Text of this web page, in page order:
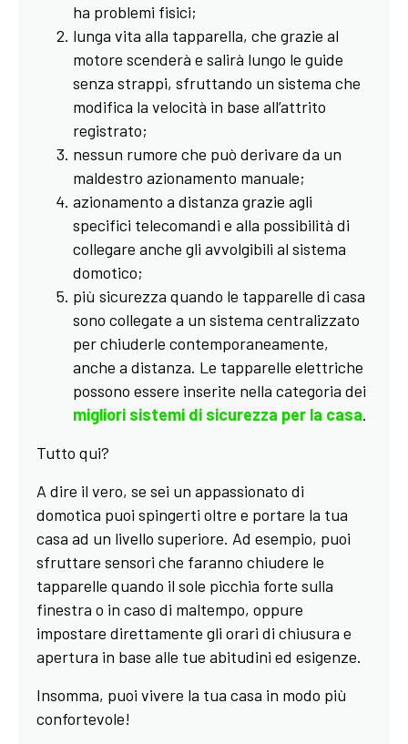
ha problemi fisici;
lunga vita alla tapparella, che grazie al
motore scenderà e salirà lungo le guide
senza strappi, sfruttando un sistema che
modifica la velocità in base all’attrito
registrato;
nessun rumore che può derivare da un
maldestro azionamento manuale;
azionamento a distanza grazie agli
specifici telecomandi e alla possibilità di
collegare anche gli avvolgibili al sistema
domotico;
più sicurezza quando le tapparelle di casa
sono collegate a un sistema centralizzato
per chiuderle contemporaneamente,
anche a distanza. Le tapparelle elettriche
possono essere inserite nella categoria dei
migliori sistemi di sicurezza per la casa.
Tutto qui?
A dire il vero, se sei un appassionato di
domotica puoi spingerti oltre e portare la tua
casa ad un livello superiore. Ad esempio, puoi
sfruttare sensori che faranno chiudere le
tapparelle quando il sole picchia forte sulla
finestra o in caso di maltempo, oppure
impostare direttamente gli orari di chiusura e
apertura in base alle tue abitudini ed esigenze.
Insomma, puoi vivere la tua casa in modo più
confortevole!